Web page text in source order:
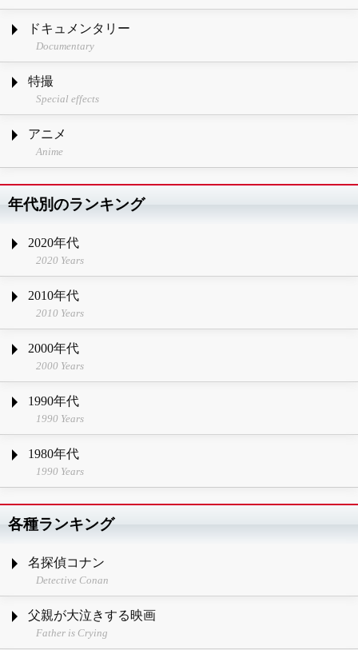
ドキュメンタリー
Documentary
特撮
Special effects
アニメ
Anime
年代別のランキング
2020年代
2020 Years
2010年代
2010 Years
2000年代
2000 Years
1990年代
1990 Years
1980年代
1990 Years
各種ランキング
名探偵コナン
Detective Conan
父親が大泣きする映画
Father is Crying